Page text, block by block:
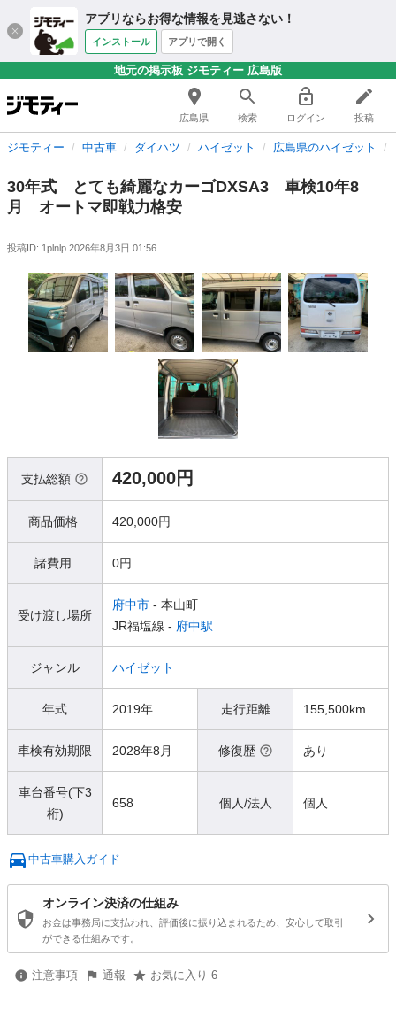
アプリならお得な情報を見逃さない！
インストール アプリで開く
地元の掲示板 ジモティー 広島版
広島県 検索 ログイン 投稿
ジモティー 中古車 ダイハツ ハイゼット 広島県のハイゼット
30年式 とても綺麗なカーゴDXSA3 車検10年8
月 オートマ即戦力格安
投稿ID: 1plnlp 2026年8月3日 01:56
支払総額 420,000円
商品価格 420,000円
諸費用 0円
受け渡し場所
府中市 - 本山町
JR福塩線 - 府中駅
ジャンル ハイゼット
年式 2019年 走行距離 155,500km
車検有効期限 2028年8月 修復歴 あり
車台番号(下3
桁)
658 個人/法人 個人
中古車購入ガイド
オンライン決済の仕組み
お金は事務局に支払われ、評価後に振り込まれるため、安心して取引
ができる仕組みです。
注意事項 通報 お気に入り 6